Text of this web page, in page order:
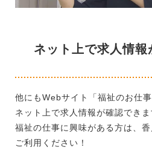
ネット上で求人情報
他にもWebサイト「福祉のお仕
ネット上で求人情報が確認できま
福祉の仕事に興味がある方は、
ご利用ください！